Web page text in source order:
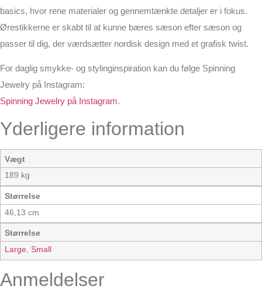
basics, hvor rene materialer og gennemtænkte detaljer er i fokus.
Ørestikkerne er skabt til at kunne bæres sæson efter sæson og
passer til dig, der værdsætter nordisk design med et grafisk twist.
For daglig smykke- og stylinginspiration kan du følge Spinning
Jewelry på Instagram:
Spinning Jewelry på Instagram.
Yderligere information
Vægt
189 kg
Størrelse
46,13 cm
Størrelse
Large, Small
Anmeldelser